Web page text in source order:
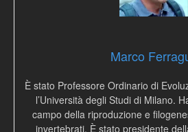
Marco
È stato Professore Ordinario di
l’Università degli Studi di Milano.
campo della riproduzione e
invertebrati. È stato presidente